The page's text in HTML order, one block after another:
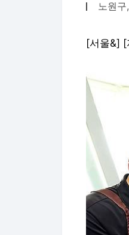
노원구
[서울&] [